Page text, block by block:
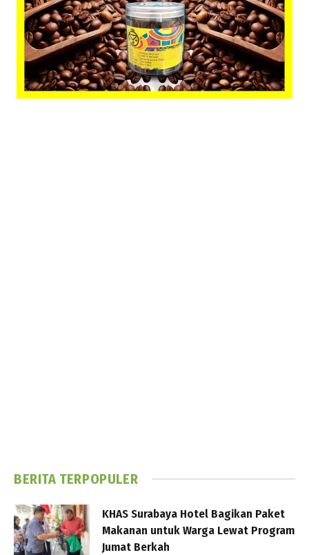
BERITA TERPOPULER
KHAS Surabaya Hotel Bagikan Paket
Makanan untuk Warga Lewat Program
Jumat Berkah